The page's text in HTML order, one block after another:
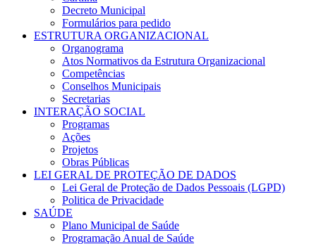
Decreto Municipal
Formulários para pedido
ESTRUTURA ORGANIZACIONAL
Organograma
Atos Normativos da Estrutura Organizacional
Competências
Conselhos Municipais
Secretarias
INTERAÇÃO SOCIAL
Programas
Ações
Projetos
Obras Públicas
LEI GERAL DE PROTEÇÃO DE DADOS
Lei Geral de Proteção de Dados Pessoais (LGPD)
Politica de Privacidade
SAÚDE
Plano Municipal de Saúde
Programação Anual de Saúde